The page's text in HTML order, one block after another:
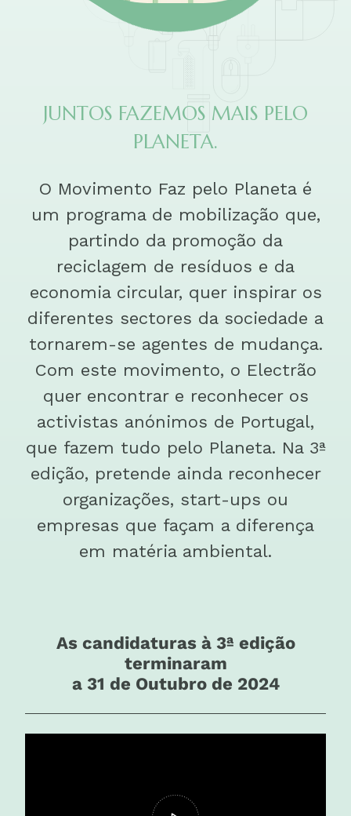
JUNTOS FAZEMOS MAIS PELO
PLANETA.
O Movimento Faz pelo Planeta é
um programa de mobilização que,
partindo da promoção da
reciclagem de resíduos e da
economia circular, quer inspirar os
diferentes sectores da sociedade a
tornarem-se agentes de mudança.
Com este movimento, o Electrão
quer encontrar e reconhecer os
activistas anónimos de Portugal,
que fazem tudo pelo Planeta. Na 3ª
edição, pretende ainda reconhecer
organizações, start-ups ou
empresas que façam a diferença
em matéria ambiental.
As candidaturas à 3ª edição
terminaram
a 31 de Outubro de 2024